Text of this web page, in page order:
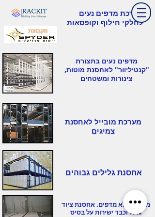
מערכת מדפים נעים
לחלקי חילוף וקופסאות
מדפים נעים בתצורת
"קנטיליוור" לאחסנת מוטות,
צינורות ומשטחים
מערכת מובייל לאחסנת
צמיגים
אחסנת גלילים גבוהים
מערכת ללא מדפים. אחסנת ציוד
גדול וכבד ישירות על בסיס